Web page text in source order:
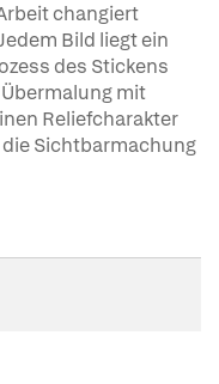
changiert
Bild liegt ein
des Stickens
mit
Reliefcharakter
Sichtbarmachung